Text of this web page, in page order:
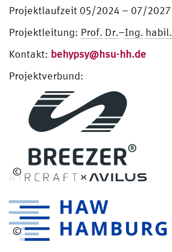
Projektlaufzeit 05/2024 – 07/2027
Projektleitung: Prof. Dr.–Ing. habil.
Kontakt: behypsy@hsu-hh.de
Projektverbund:
©
©